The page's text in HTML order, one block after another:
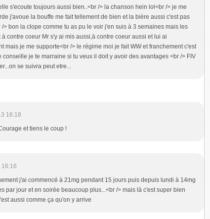
s'ecoute toujours aussi bien..<br /> la chanson hein lol<br /> je me
j'avoue la bouffe me fait tellement de bien et la bière aussi c'est pas
> bon la clope comme tu as pu le voir j'en suis à 3 semaines mais les
contre coeur Mr s'y ai mis aussi,à contre coeur aussi et lui ai
mais je me supporte<br /> le régime moi je fait WW et franchement c'est
conseille je te marraine si tu veux il doit y avoir des avantages <br /> FIV
se suivra peut etre...
16:18
et tiens le coup !
16:16
j'ai commencé à 21mg pendant 15 jours puis depuis lundi à 14mg
par jour et en soirée beaucoup plus...<br /> mais là c'est super bien
aussi comme ça qu'on y arrive